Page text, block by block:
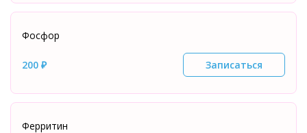
Фосфор
200 ₽ Записаться
Ферритин